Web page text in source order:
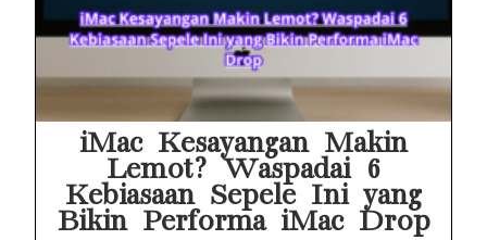
iMac Kesayangan Makin
Lemot? Waspadai 6
Kebiasaan Sepele Ini yang
Bikin Performa iMac Drop